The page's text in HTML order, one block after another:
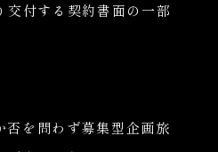
付する契約書面の一部
否を問わず募集型企画旅